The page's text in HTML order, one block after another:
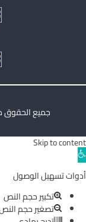
جميع الحقوق
Skip to content
Open
toolbar
أدوات تسهيل الوصول
تكبير حجم النص
تصغير حجم